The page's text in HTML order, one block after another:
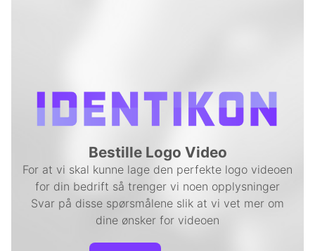
TJENESTER
LOGO VIDEO
KONTAKT OSS
Bestille Logo Video
For at vi skal kunne lage den perfekte logo videoen
for din bedrift så trenger vi noen opplysninger
Svar på disse spørsmålene slik at vi vet mer om
dine ønsker for videoen